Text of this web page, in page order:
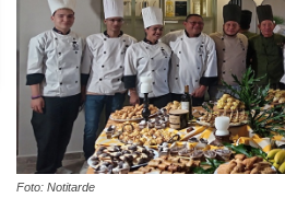
Foto: Notitarde